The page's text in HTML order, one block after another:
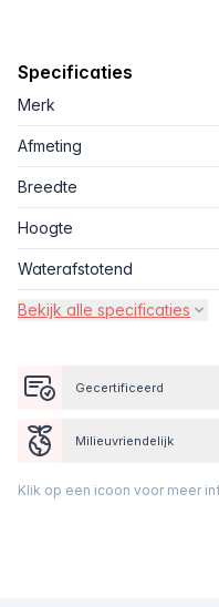
Specificaties
Merk
Afmeting
Breedte
Hoogte
Waterafstotend
Bekijk alle specificaties
Gecertificeerd
Milieuvriendelijk
Klik op een icoon voor meer